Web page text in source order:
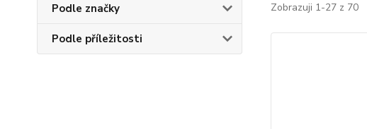
Podle značky
Podle příležitosti
Zobrazuji 1-27 z 70